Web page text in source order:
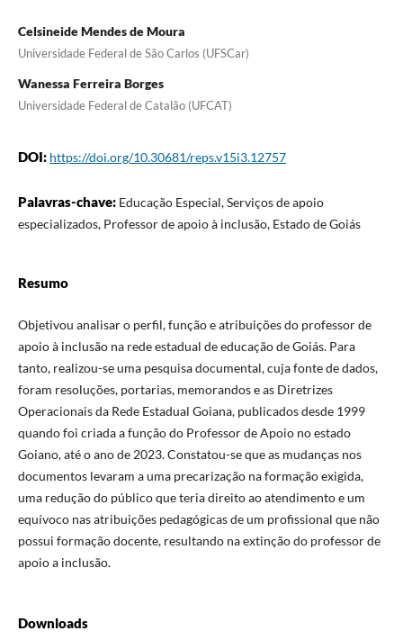
Celsineide Mendes de Moura
Universidade Federal de São Carlos (UFSCar)
Wanessa Ferreira Borges
Universidade Federal de Catalão (UFCAT)
DOI: https://doi.org/10.30681/reps.v15i3.12757
Palavras-chave: Educação Especial, Serviços de apoio
especializados, Professor de apoio à inclusão, Estado de Goiás
Resumo
Objetivou analisar o perfil, função e atribuições do professor de
apoio à inclusão na rede estadual de educação de Goiás. Para
tanto, realizou-se uma pesquisa documental, cuja fonte de dados,
foram resoluções, portarias, memorandos e as Diretrizes
Operacionais da Rede Estadual Goiana, publicados desde 1999
quando foi criada a função do Professor de Apoio no estado
Goiano, até o ano de 2023. Constatou-se que as mudanças nos
documentos levaram a uma precarização na formação exigida,
uma redução do público que teria direito ao atendimento e um
equívoco nas atribuições pedagógicas de um profissional que não
possui formação docente, resultando na extinção do professor de
apoio a inclusão.
Downloads